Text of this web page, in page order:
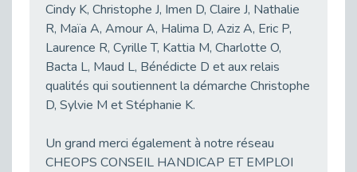
Témoignage : "Le maintien en emploi est un investissement, pas une contrainte."
Publié le 22/04/2026
L’équipe de Cap Emploi 92 s’agrandit : Bienvenue à Charmila, Khoudia et Fadila !
Publié le 20/04/2026
Publié le 20/04/2026
Emploi et Handicap : Une alliance de style entre Cap Emploi 92 et La Cravate Solidaire
Publié le 20/04/2026
Cindy K, Christophe J, Imen D, Claire J, Nathalie
R, Maïa A, Amour A, Halima D, Aziz A, Eric P,
Laurence R, Cyrille T, Kattia M, Charlotte O,
Bacta L, Maud L, Bénédicte D et aux relais
qualités qui soutiennent la démarche Christophe
D, Sylvie M et Stéphanie K.
Un grand merci également à notre réseau
CHEOPS CONSEIL HANDICAP ET EMPLOI